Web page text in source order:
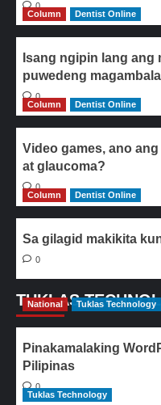
0
Column
Dentist Online
Isang ngipin lang ang
puwedeng magambala
0
Column
Dentist Online
Video games, ano
at glaucoma?
0
Column
Dentist Online
Sa gilagid makikita
0
TUKLAS
National Tuklas Technology
Pinakamalaking
Pilipinas
0
Tuklas Technology